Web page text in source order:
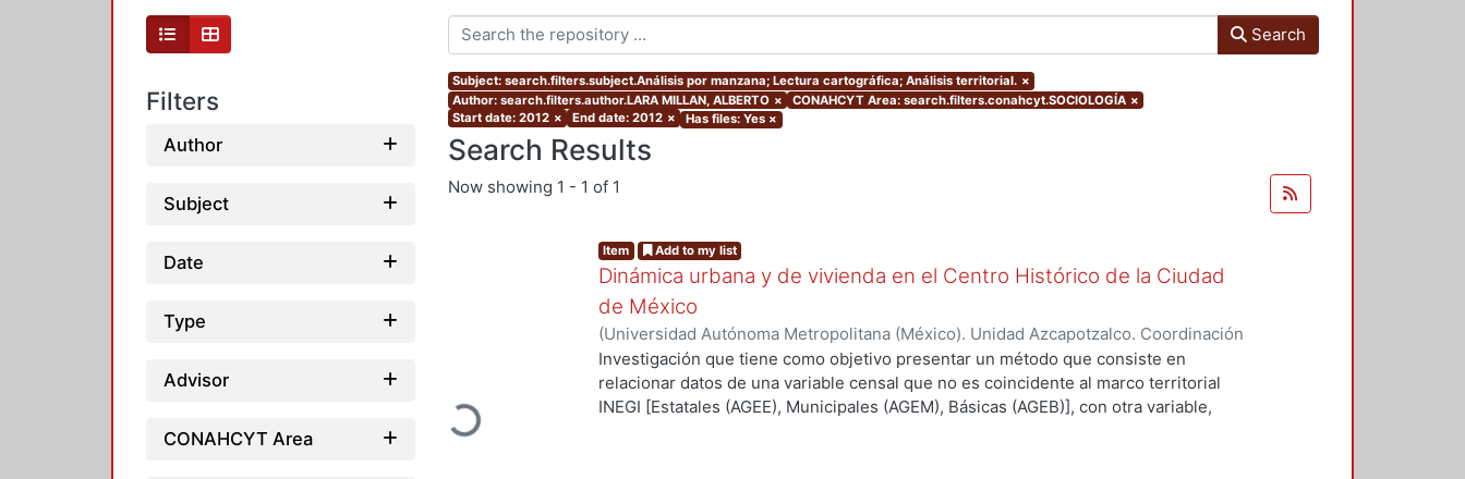
Filters
Author
Subject
Date
Type
Advisor
CONAHCYT Area
Search
Subject: search.filters.subject.Análisis por manzana; Lectura cartográfica; Análisis territorial. ×
Author: search.filters.author.LARA MILLAN, ALBERTO × CONAHCYT Area: search.filters.conahcyt.SOCIOLOGÍA ×
Start date: 2012 × End date: 2012 × Has files: Yes ×
Search Results
Now showing 1 - 1 of 1
Loading...
Item Add to my list
Dinámica urbana y de vivienda en el Centro Histórico de la Ciudad
de México
(Universidad Autónoma Metropolitana (México). Unidad Azcapotzalco. Coordinación
de Servicios de Información., 2012-07 )LARA MILLAN, ALBERTO
Investigación que tiene como objetivo presentar un método que consiste en
relacionar datos de una variable censal que no es coincidente al marco territorial
INEGI [Estatales (AGEE), Municipales (AGEM), Básicas (AGEB)], con otra variable,